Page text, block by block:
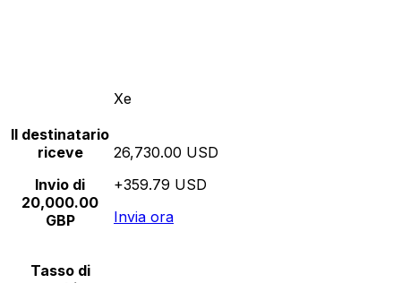
Xe
Il destinatario
riceve
Invio di
20,000.00
GBP
26,730.00 USD
+359.79 USD
Invia ora
Tasso di